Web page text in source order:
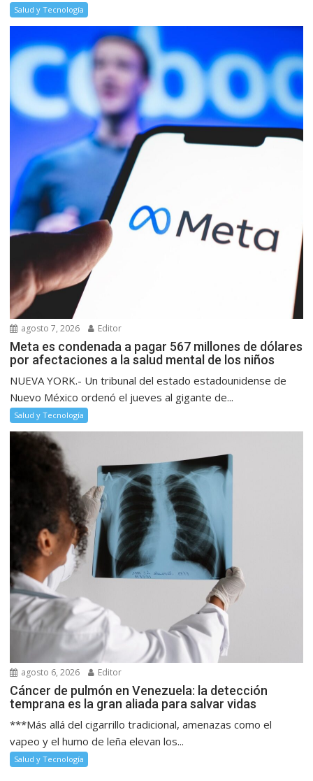
Salud y Tecnología
agosto 7, 2026 Editor
Meta es condenada a pagar 567 millones de dólares
por afectaciones a la salud mental de los niños
NUEVA YORK.- Un tribunal del estado estadounidense de
Nuevo México ordenó el jueves al gigante de...
Salud y Tecnología
agosto 6, 2026 Editor
Cáncer de pulmón en Venezuela: la detección
temprana es la gran aliada para salvar vidas
***Más allá del cigarrillo tradicional, amenazas como el
vapeo y el humo de leña elevan los...
Salud y Tecnología